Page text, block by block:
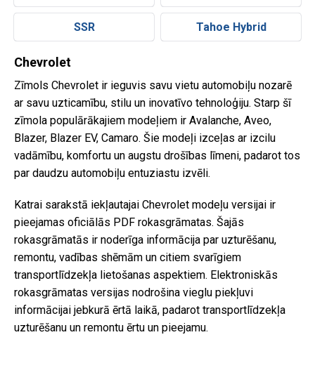
SSR Tahoe Hybrid
Chevrolet
Zīmols Chevrolet ir ieguvis savu vietu automobiļu nozarē
ar savu uzticamību, stilu un inovatīvo tehnoloģiju. Starp šī
zīmola populārākajiem modeļiem ir Avalanche, Aveo,
Blazer, Blazer EV, Camaro. Šie modeļi izceļas ar izcilu
vadāmību, komfortu un augstu drošības līmeni, padarot tos
par daudzu automobiļu entuziastu izvēli.
Katrai sarakstā iekļautajai Chevrolet modeļu versijai ir
pieejamas oficiālās PDF rokasgrāmatas. Šajās
rokasgrāmatās ir noderīga informācija par uzturēšanu,
remontu, vadības shēmām un citiem svarīgiem
transportlīdzekļa lietošanas aspektiem. Elektroniskās
rokasgrāmatas versijas nodrošina vieglu piekļuvi
informācijai jebkurā ērtā laikā, padarot transportlīdzekļa
uzturēšanu un remontu ērtu un pieejamu.